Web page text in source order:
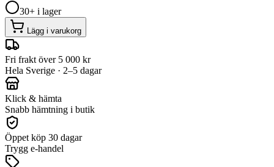
30+ i lager
Lägg i varukorg
Fri frakt över 5 000 kr
Hela Sverige · 2–5 dagar
Klick & hämta
Snabb hämtning i butik
Öppet köp 30 dagar
Trygg e-handel